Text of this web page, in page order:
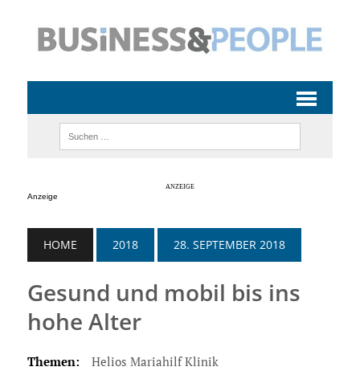
Anzeige
HOME 2018 28. SEPTEMBER 2018
Gesund und mobil bis ins
hohe Alter
Themen:
Helios Mariahilf Klinik